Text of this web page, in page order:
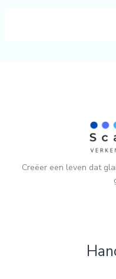
Creëer een leven dat